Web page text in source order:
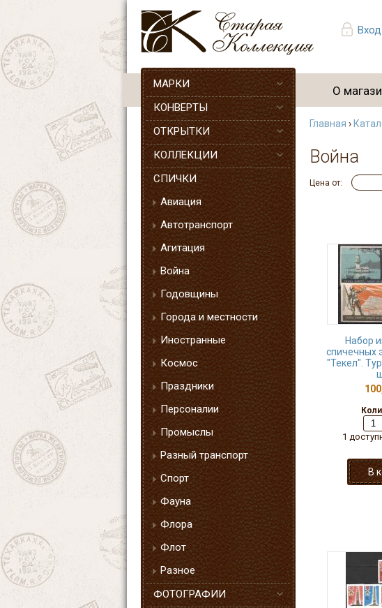
Вход
О
МАРКИ
КОНВЕРТЫ
ОТКРЫТКИ
КОЛЛЕКЦИИ
СПИЧКИ
Авиация
Автотранспорт
Агитация
Война
Годовщины
Города и местности
Иностранные
Космос
Праздники
Персоналии
Промыслы
Разный транспорт
Спорт
Фауна
Флора
Флот
Разное
ФОТОГРАФИИ
Главная ›
Война
Цена от:
Набор
спичечных
"Текел".
1